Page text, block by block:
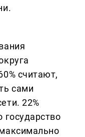
считают,
сами
22%
государство